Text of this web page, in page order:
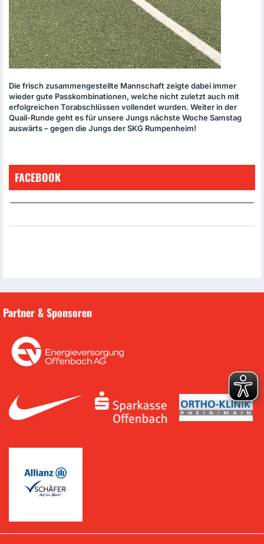
Die frisch zusammengestellte Mannschaft zeigte dabei immer
wieder gute Passkombinationen, welche nicht zuletzt auch mit
erfolgreichen Torabschlüssen vollendet wurden. Weiter in der
Quail-Runde geht es für unsere Jungs nächste Woche Samstag
auswärts – gegen die Jungs derSKG Rumpenheim!
FACEBOOK
Partner & Sponsoren